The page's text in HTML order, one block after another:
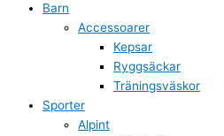
Barn
Accessoarer
Kepsar
Ryggsäckar
Träningsväskor
Sporter
Alpint